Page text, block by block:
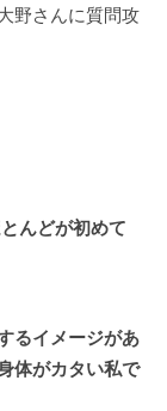
野さんに質問攻
んどが初めて
るイメージがあ
体がカタい私で